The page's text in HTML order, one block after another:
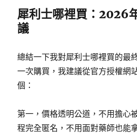
犀利士哪裡買：2026
議
總結一下我對犀利士哪裡買的最
一次購買，我建議從官方授權網
個：
第一，價格透明公道，不用擔心
程完全匿名，不用面對藥師也能